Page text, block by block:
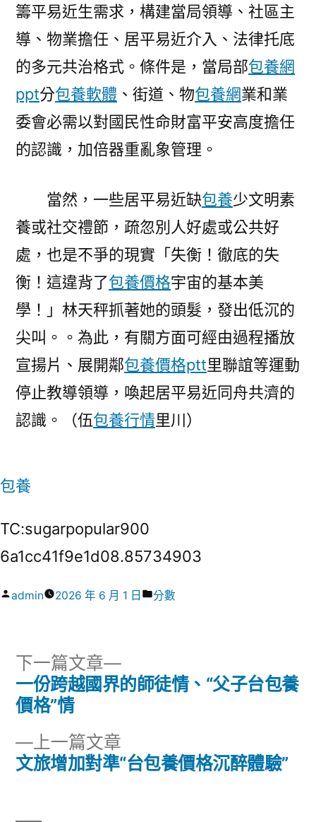
籌平易近生需求，構建當局領導、社區主
導、物業擔任、居平易近介入、法律托底
的多元共治格式。條件是，當局部包養網
ppt分包養軟體 、街道、物包養網業和業
委會必需以對國民性命財富平安高度擔任
的認識，加倍器重亂象管理。
當然，一些居平易近缺包養少文明素
養或社交禮節，疏忽別人好處或公共好
處，也是不爭的現實「失衡！徹底的失
衡！這違背了包養價格宇宙的基本美
學！」林天秤抓著她的頭髮，發出低沉的
尖叫。。為此，有關方面可經由過程播放
宣揚片、展開鄰包養價格ptt里聯誼等運動
停止教導領導，喚起居平易近同舟共濟的
認識。（伍包養行情里川）
包養
TC:sugarpopular900
6a1cc41f9e1d08.85734903
作
admin 2026 年 6 月 1 日
分
分數
文
導
上一篇文章
一
文旅增加對準“台包養價格沉醉體驗”
下一篇文章
下
一
一份跨越國界的師徒情、“父子台包養
價格”情